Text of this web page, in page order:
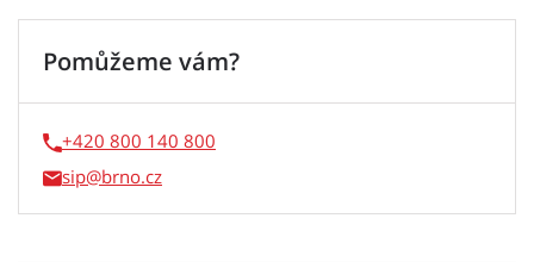
Pomůžeme vám?
+420 800 140 800
sip